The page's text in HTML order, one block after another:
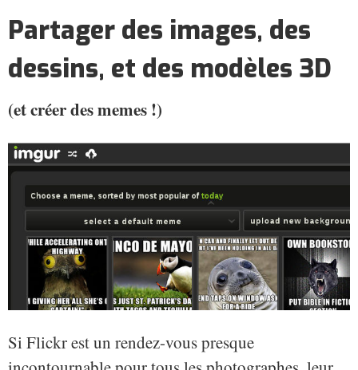
Partager des images, des
dessins, et des modèles 3D
(et créer des memes !)
Si Flickr est un rendez-vous presque